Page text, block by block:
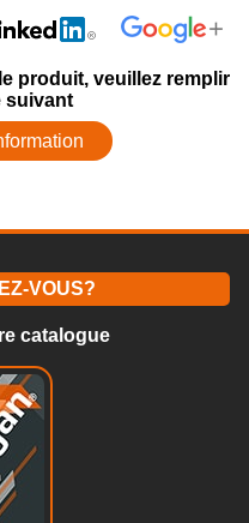
produit, veuillez remplir
suivant
VOUS?
catalogue